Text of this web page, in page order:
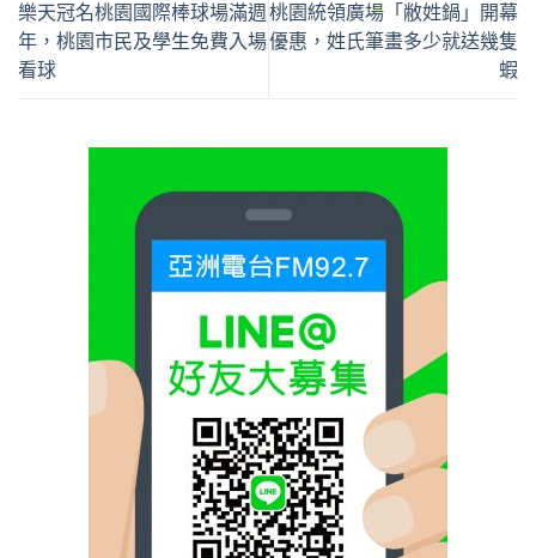
樂天冠名桃園國際棒球場滿週
年，桃園市民及學生免費入場
看球
桃園統領廣場「敝姓鍋」開幕
優惠，姓氏筆畫多少就送幾隻
蝦